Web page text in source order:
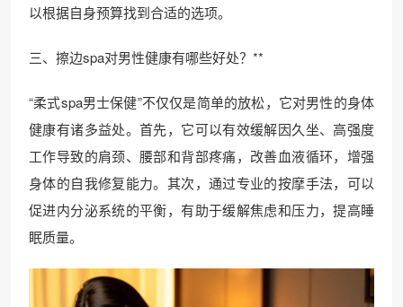
以根据自身预算找到合适的选项。
三、擦边spa对男性健康有哪些好处？**
“柔式spa男士保健”不仅仅是简单的放松，它对男性的身体
健康有诸多益处。首先，它可以有效缓解因久坐、高强度
工作导致的肩颈、腰部和背部疼痛，改善血液循环，增强
身体的自我修复能力。其次，通过专业的按摩手法，可以
促进内分泌系统的平衡，有助于缓解焦虑和压力，提高睡
眠质量。